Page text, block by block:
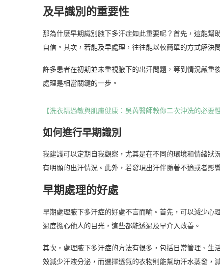
及早識別的重要性
那為什麼早期識別腋下多汗症如此重要呢？首先，這能幫
自信。其次，若能及早處理，往往能以較簡單的方式解決
許多患者在初期並未重視腋下的出汗問題，等到情況嚴重
處理是相當關鍵的一步。
【洗衣精過敏與肌膚健康：吳芮醫師教你二次沖洗的必要
如何進行早期識別
我建議可以定期自我觀察，尤其是在不同的環境和情緒狀
有明顯的出汗情況。此外，若發現出汗伴隨著不適或者影
早期處理的好處
早期處理腋下多汗症的好處不言而喻。首先，可以減少心
過度擔心他人的目光，這些都能透過及早介入改善。
其次，處理腋下多汗症的方法有很多，包括日常管理、生
效減少汗液分泌，而選擇透氣的衣物則能幫助汗水蒸發，